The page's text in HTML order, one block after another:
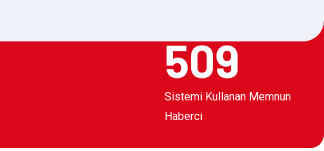
509
Sistemi Kullanan Memnun
Haberci